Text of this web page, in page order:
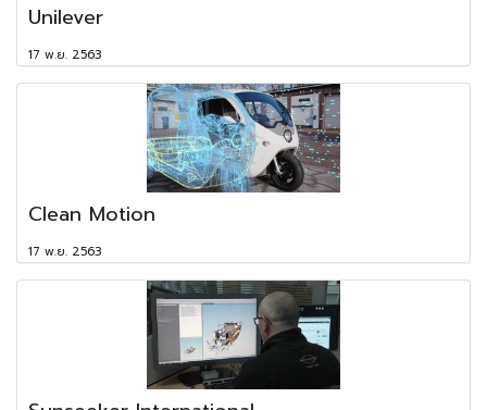
Unilever
17 พ.ย. 2563
Clean Motion
17 พ.ย. 2563